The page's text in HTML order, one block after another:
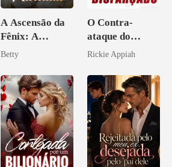
A Ascensão da
Fênix: A
Vingança da
Marcada
Betty
O Contra-
ataque do
Bilionário
Rickie Appiah